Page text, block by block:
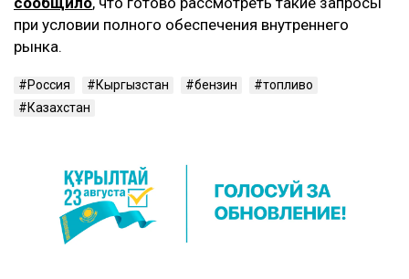
при условии полного обеспечения внутреннего
рынка.
Россия Кыргызстан бензин
топливо
Казахстан